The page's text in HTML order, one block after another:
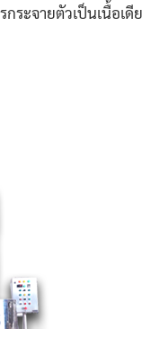
กระจายตัวเป็นเนื้อเ